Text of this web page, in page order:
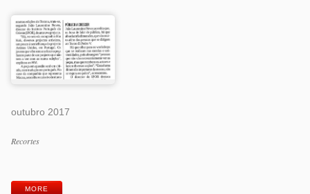
outubro 2017
Categorias
Recortes
MORE